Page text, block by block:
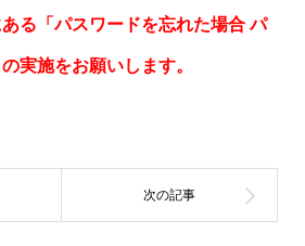
る「パスワードを忘れた場合パ
の実施をお願いします。